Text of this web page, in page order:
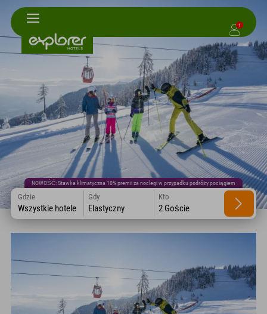
1
NOWOŚĆ: Stawka klimatyczna 10% premii za noclegi w przypadku podróży pociągiem
Gdzie
Wszystkie hotele
Gdy
Elastyczny
Kto
2 Goście